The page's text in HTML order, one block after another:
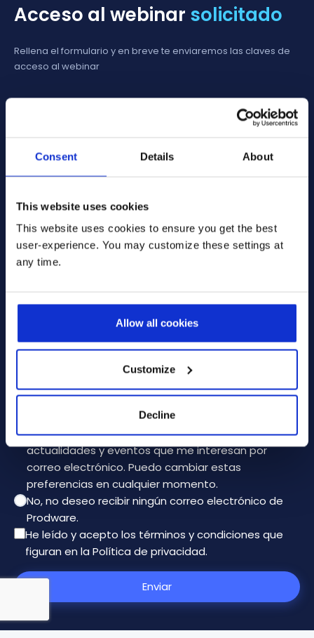
Consent Details About
This website uses cookies
This website uses cookies to ensure you get the best
user-experience. You may customize these settings at
any time.
Allow all cookies
Customize
Decline
Acceso al webinar solicitado
Rellena el formulario y en breve te enviaremos las claves de
acceso al webinar
Teléfono *
Empresa
* Seleccione una de estas opciones:
Sí, deseo recibir información sobre los productos,
actualidades y eventos que me interesan por
correo electrónico. Puedo cambiar estas
preferencias en cualquier momento.
No, no deseo recibir ningún correo electrónico de
Prodware.
He leído y acepto los términos y condiciones que
figuran en la Política de privacidad.
Enviar